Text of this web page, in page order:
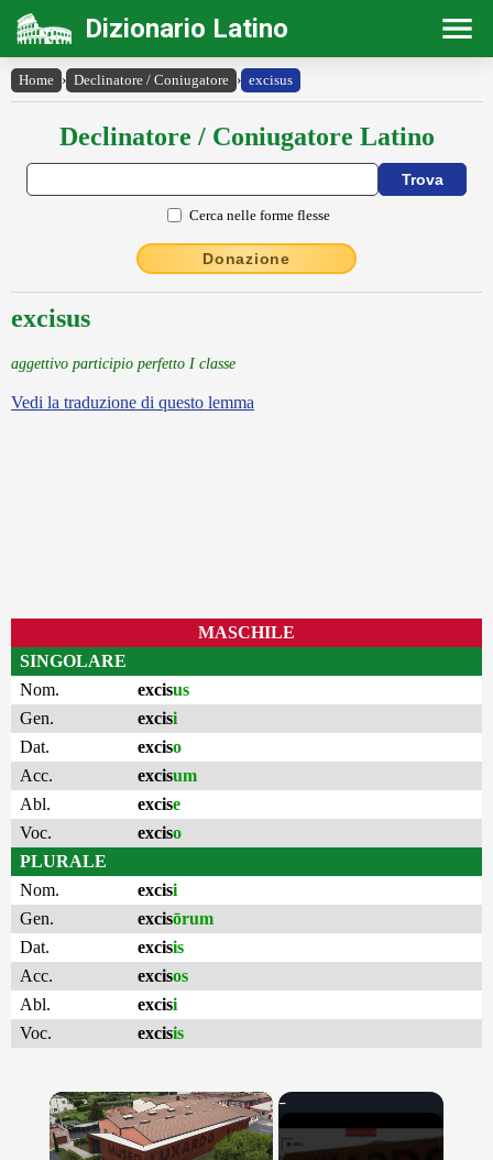
Dizionario Latino
Home › Declinatore / Coniugatore › excisus
Declinatore / Coniugatore Latino
Cerca nelle forme flesse
Donazione
excisus
aggettivo participio perfetto I classe
Vedi la traduzione di questo lemma
MASCHILE
SINGOLARE
Nom.
excisus
Gen.
excisi
Dat.
exciso
Acc.
excisum
Abl.
excise
Voc.
exciso
PLURALE
Nom.
excisi
Gen.
excisōrum
Dat.
excisis
Acc.
excisos
Abl.
excisi
Voc.
excisis
×